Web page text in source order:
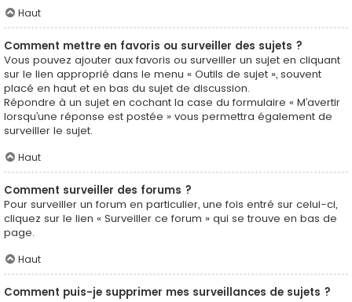
Haut
Comment mettre en favoris ou surveiller des sujets ?
Vous pouvez ajouter aux favoris ou surveiller un sujet en cliquant
sur le lien approprié dans le menu « Outils de sujet », souvent
placé en haut et en bas du sujet de discussion.
Répondre à un sujet en cochant la case du formulaire « M’avertir
lorsqu’une réponse est postée » vous permettra également de
surveiller le sujet.
Haut
Comment surveiller des forums ?
Pour surveiller un forum en particulier, une fois entré sur celui-ci,
cliquez sur le lien « Surveiller ce forum » qui se trouve en bas de
page.
Haut
Comment puis-je supprimer mes surveillances de sujets ?